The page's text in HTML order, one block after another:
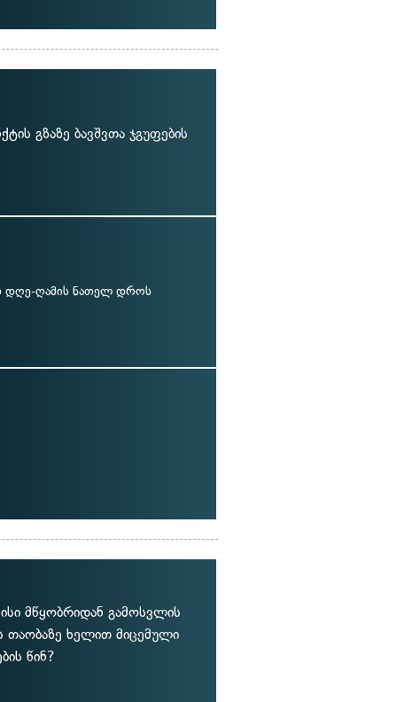
გზაზე ბავშვთა ჯგუფების
ღამის ნათელ დროს
მწყობრიდან გამოსვლის
თაობაზე ხელით მიცემული
წინ?